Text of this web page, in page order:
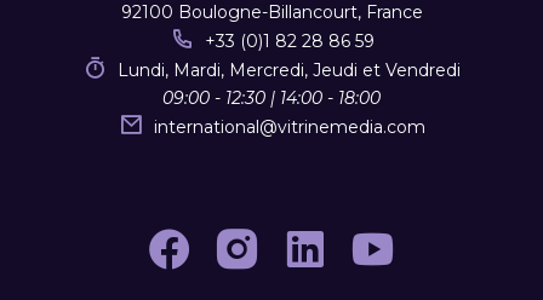
92100 Boulogne-Billancourt, France
+33 (0)1 82 28 86 59
Lundi, Mardi, Mercredi, Jeudi et Vendredi
09:00 - 12:30 | 14:00 - 18:00
international@vitrinemedia.com